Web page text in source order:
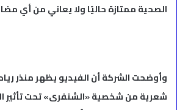
الصحية ممتازة حاليًا ولا يعاني من أي
وأوضحت الشركة أن الفيديو يظهر منذر
شعرية من شخصية «الشنفرى» تحت تأثير